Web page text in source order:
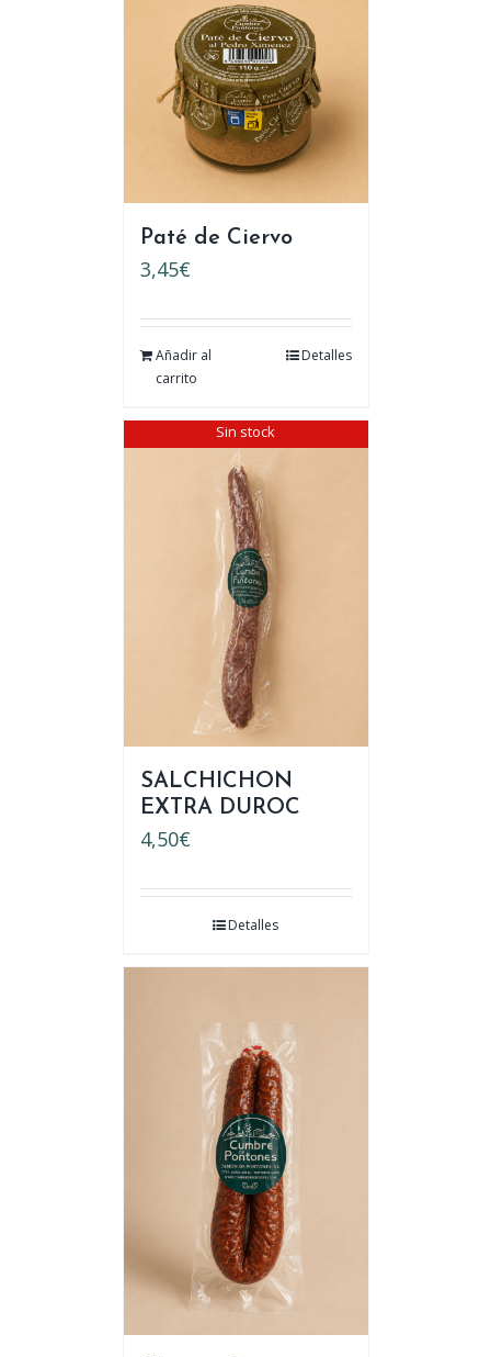
Paté de Ciervo
3,45€
Añadir al
carrito
Detalles
Sin stock
SALCHICHON
EXTRA DUROC
4,50€
Detalles